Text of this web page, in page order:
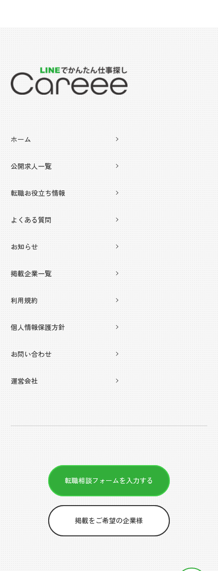
ホーム
公開求人一覧
転職お役立ち情報
よくある質問
お知らせ
掲載企業一覧
利用規約
個人情報保護方針
お問い合わせ
運営会社
転職相談フォームを入力する
掲載をご希望の企業様